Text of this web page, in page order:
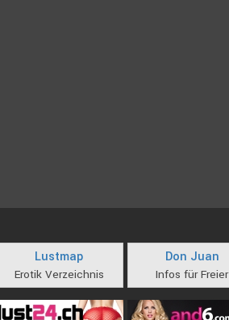
Lustmap
Erotik Verzeichnis
Don Juan
Infos für Freier